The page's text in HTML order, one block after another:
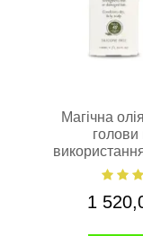
Магічна
голови
AphrOditE®,
100
1